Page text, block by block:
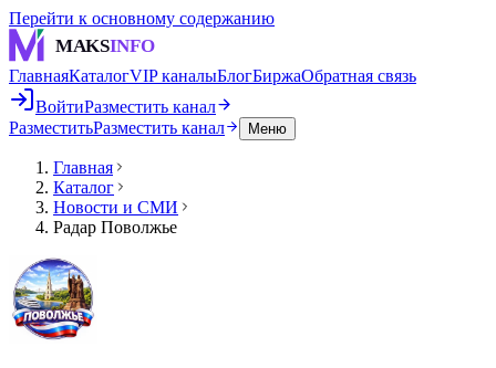
Перейти к основному содержанию
MAKSINFO
ГлавнаяКаталогVIP каналыБлогБиржаОбратная связь
ВойтиРазместить канал
РазместитьРазместить канал Меню
Главная
Каталог
Новости и СМИ
Радар Поволжье